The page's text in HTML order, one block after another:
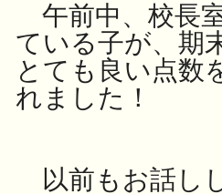
午前中、校長
ている子が、期
とても良い点数
れました！
以前もお話し